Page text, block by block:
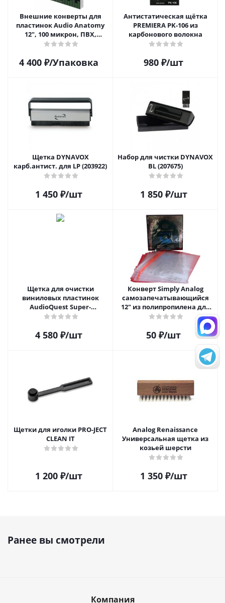
Внешние конверты для
пластинок Audio Anatomy
12", 100 микрон, ПВХ,
GATEFOLD (25 шт)
4 400₽/Упаковка
Антистатическая щётка
PREMIERA PK-106 из
карбонового волокна
980 ₽/шт
Щетка DYNAVOX
карб.антист. для LP (203922)
1 450₽/шт
Набор для чистки DYNAVOX
BL (207675)
1 850₽/шт
Щетка для очистки
виниловых пластинок
AudioQuest Super-
Conductive Anti-Static
4 580₽/шт
Конверт Simply Analog
самозапечатывающийся
12" из полипропилена для
пластинок
50 ₽/шт
Щетки для иголки PRO-JECT
CLEAN IT
1 200₽/шт
Analog Renaissance
Универсальная щетка из
козьей шерсти
1 350₽/шт
Ранее вы смотрели
Компания